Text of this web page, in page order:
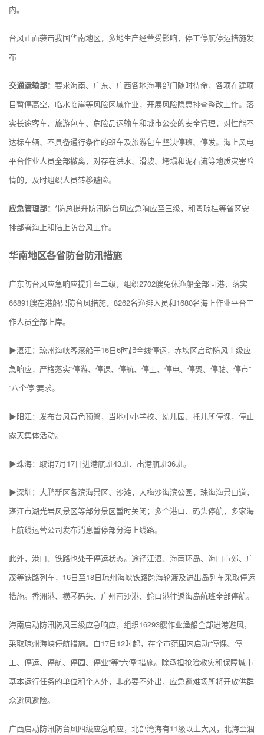
内。
台风正面袭击我国华南地区，多地生产经营受影响，停工停航停运措施发
布
交通运输部： 要求海南、广东、广西各地海事部门随时待命，各项在建项
目暂停高空、临水临崖等风险区域作业，开展风险隐患排查整改工作。落
实长途客车、旅游包车、危险品运输车和城市公交的安全管理，对性能不
达标车辆、不具备通行条件的班车及旅游包车坚决停班、停发。海上风电
平台作业人员全部撤离，对存在洪水、滑坡、垮塌和泥石流等地质灾害险
情的，及时组织人员转移避险。
应急管理部： *防总提升防汛防台风应急响应至三级，和粤琼桂等省区安
排部署海上和陆上防台风工作。
华南地区各省防台防汛措施
广东防台风应急响应提升至二级，组织2702艘免休渔船全部回港，落实
66891艘在港船只防台风措施，8262名渔排人员和1680名海上作业平台工
作人员全部上岸。
▶湛江：琼州海峡客滚船于16日6时起全线停运，赤坎区启动防风Ⅰ级应
急响应，严格落实“停游、停课、停航、停工、停电、停聚、停驶、停市”
“八个停”要求。
▶阳江：发布台风黄色预警，当地中小学校、幼儿园、托儿所停课，停止
露天集体活动。
▶珠海：取消7月17日进港航班43班、出港航班36班。
▶深圳：大鹏新区各滨海景区、沙滩，大梅沙海滨公园，珠海海景山道，
湛江市湖光岩风景区等部分景区暂时关闭；多个港口、码头停航，多家海
上航线运营公司发布消息暂停部分海上线路。
此外，港口、铁路也处于停运状态。途径江湛、海南环岛、海口市郊、广
茂等铁路列车，16日至18日琼州海峡铁路跨海轮渡及进出岛列车采取停运
措施。香洲港、横琴码头、广州南沙港、蛇口港往返海岛航班全部停航。
海南启动防汛防风三级应急响应，组织16293艘作业渔船全部进港避风，
采取琼州海峡停航措施。自17日12时起，在全市范围内启动“停课、停
工、停运、停航、停园、停业”等“六停”措施。除承担抢险救灾和保障城市
基本运行任务的单位和个人外，非必要不外出，应急避难场所将开放供群
众避风避险。
广西启动防汛防台风四级应急响应，北部湾海有11级以上大风，北海至涠